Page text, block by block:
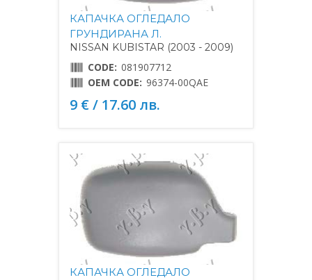
КАПАЧКА ОГЛЕДАЛО
ГРУНДИРАНА Л.
NISSAN KUBISTAR (2003 - 2009)
CODE: 081907712
OEM CODE: 96374-00QAE
9 € / 17.60 лв.
КАПАЧКА ОГЛЕДАЛО